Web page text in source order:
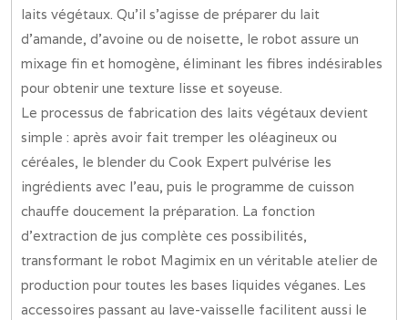
laits végétaux. Qu’il s’agisse de préparer du lait
d’amande, d’avoine ou de noisette, le robot assure un
mixage fin et homogène, éliminant les fibres indésirables
pour obtenir une texture lisse et soyeuse.
Le processus de fabrication des laits végétaux devient
simple : après avoir fait tremper les oléagineux ou
céréales, le blender du Cook Expert pulvérise les
ingrédients avec l’eau, puis le programme de cuisson
chauffe doucement la préparation. La fonction
d’extraction de jus complète ces possibilités,
transformant le robot Magimix en un véritable atelier de
production pour toutes les bases liquides véganes. Les
accessoires passant au lave-vaisselle facilitent aussi le